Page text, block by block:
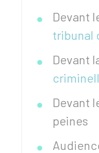
Devant
tribunal
Devant
Devant
peines